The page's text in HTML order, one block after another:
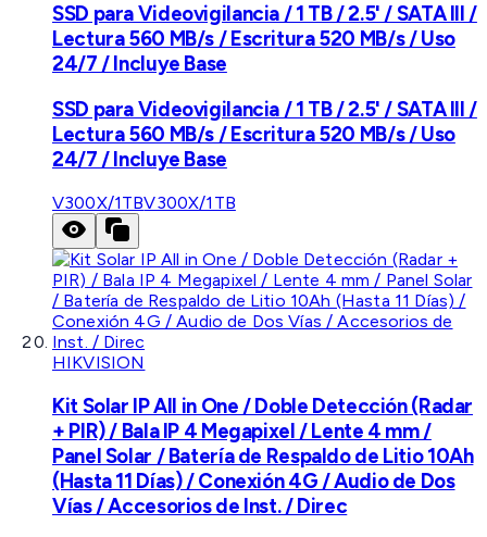
SSD para Videovigilancia / 1 TB / 2.5' / SATA III /
Lectura 560 MB/s / Escritura 520 MB/s / Uso
24/7 / Incluye Base
SSD para Videovigilancia / 1 TB / 2.5' / SATA III /
Lectura 560 MB/s / Escritura 520 MB/s / Uso
24/7 / Incluye Base
V300X/1TBV300X/1TB
HIKVISION
Kit Solar IP All in One / Doble Detección (Radar
+ PIR) / Bala IP 4 Megapixel / Lente 4 mm /
Panel Solar / Batería de Respaldo de Litio 10Ah
(Hasta 11 Días) / Conexión 4G / Audio de Dos
Vías / Accesorios de Inst. / Direc